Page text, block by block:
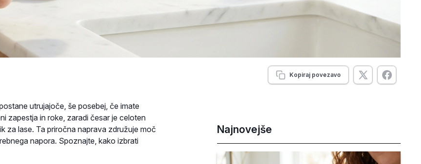
Kopiraj povezavo
utrujajoče, še posebej, če imate
zapestja in roke, zaradi česar je celoten
za lase. Ta priročna naprava združuje moč
napora. Spoznajte, kako izbrati
Najnovejše